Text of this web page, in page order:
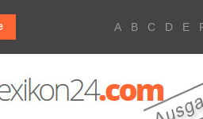
A B C D E